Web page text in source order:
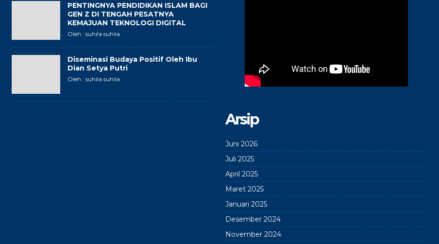
PENTINGNYA PENDIDIKAN ISLAM BAGI
GEN Z DI TENGAH PESATNYA
KEMAJUAN TEKNOLOGI DIGITAL
Oleh : suhila suhila
Diseminasi Budaya Positif Oleh Ibu
Dian Setya Putri
Oleh : suhila suhila
Arsip
Juni 2026
Juli 2025
April 2025
Maret 2025
Januari 2025
Desember 2024
November 2024